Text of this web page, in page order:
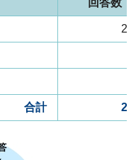
回答数
合計